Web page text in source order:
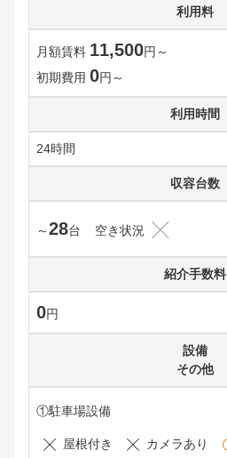
利用料
月額賃料 11,500円～
初期費用 0円～
利用時間
24時間
収容台数
～28台 空き状況
紹介手数料
0円
設備
その他
①駐車場設備
屋根付き カメラあり